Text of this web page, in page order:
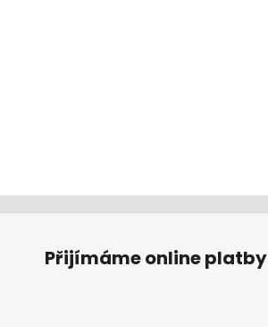
Přijímáme online platby